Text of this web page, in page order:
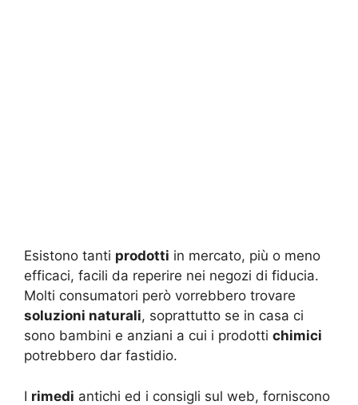
Esistono tanti prodotti in mercato, più o meno
efficaci, facili da reperire nei negozi di fiducia.
Molti consumatori però vorrebbero trovare
soluzioni naturali, soprattutto se in casa ci
sono bambini e anziani a cui i prodotti chimici
potrebbero dar fastidio.
I rimedi antichi ed i consigli sul web, forniscono